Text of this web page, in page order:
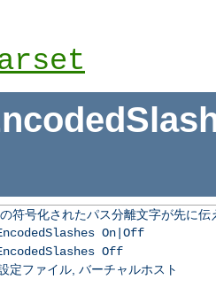
符号化されたパス分離文字が先に
On|Off
Off
定ファイル, バーチャルホスト